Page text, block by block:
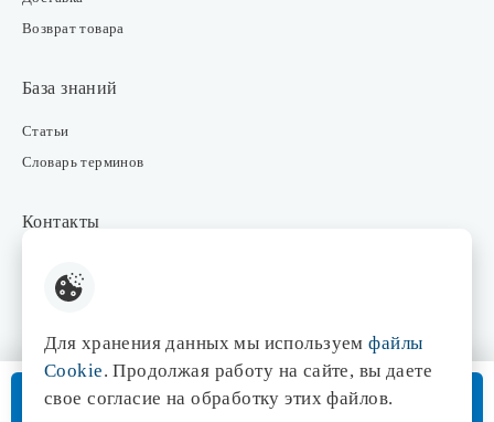
Возврат товара
База знаний
Статьи
Словарь терминов
Контакты
Интернет-магазин
Отдел маркетинга
В корзину
Доставка от 3 дней
Для хранения данных мы используемфайлы
Cookie. Продолжая работу на сайте, вы даете
свое согласие на обработку этих файлов.